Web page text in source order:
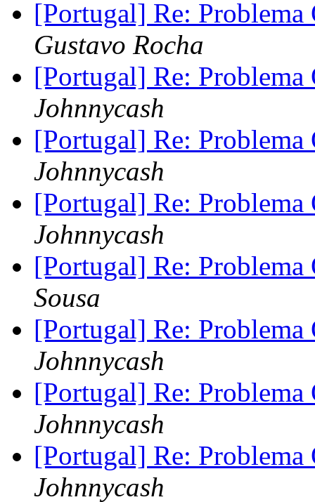
[Portugal] Re:
Gustavo Rocha
[Portugal] Re:
Johnnycash
[Portugal] Re:
Johnnycash
[Portugal] Re:
Johnnycash
[Portugal] Re:
Sousa
[Portugal] Re:
Johnnycash
[Portugal] Re:
Johnnycash
[Portugal] Re:
Johnnycash